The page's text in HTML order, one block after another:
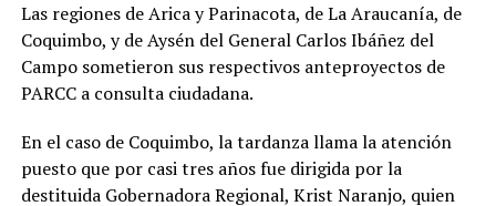
Las regiones de Arica y Parinacota, de La Araucanía, de
Coquimbo, y de Aysén del General Carlos Ibáñez del
Campo sometieron sus respectivos anteproyectos de
PARCC a consulta ciudadana.
En el caso de Coquimbo, la tardanza llama la atención
puesto que por casi tres años fue dirigida por la
destituida Gobernadora Regional, Krist Naranjo, quien